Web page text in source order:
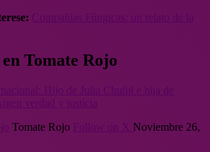
Tomate Rojo
Tomate Rojo
Noviembre 26,